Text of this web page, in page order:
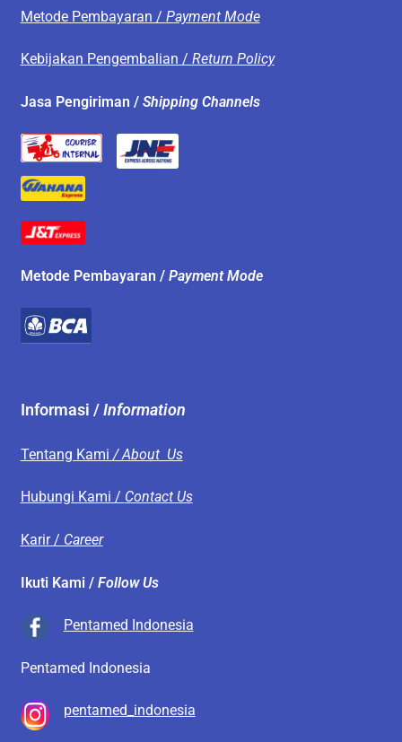
Metode Pembayaran / Payment Mode
Kebijakan Pengembalian / Return Policy
Jasa Pengiriman / Shipping Channels
Metode Pembayaran / Payment Mode
Informasi /Information
Tentang Kami / About Us
Hubungi Kami / Contact Us
Karir / Career
Ikuti Kami / Follow Us
Pentamed Indonesia
Pentamed Indonesia
pentamed_indonesia